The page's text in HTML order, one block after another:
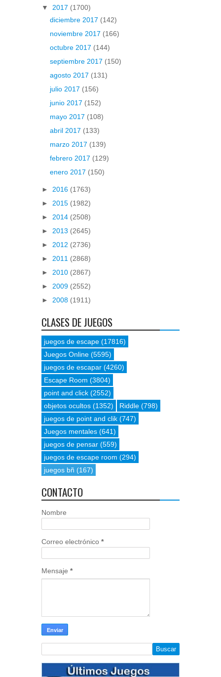
▼ 2017 (1700)
diciembre 2017 (142)
noviembre 2017 (166)
octubre 2017 (144)
septiembre 2017 (150)
agosto 2017 (131)
julio 2017 (156)
junio 2017 (152)
mayo 2017 (108)
abril 2017 (133)
marzo 2017 (139)
febrero 2017 (129)
enero 2017 (150)
► 2016 (1763)
► 2015 (1982)
► 2014 (2508)
► 2013 (2645)
► 2012 (2736)
► 2011 (2868)
► 2010 (2867)
► 2009 (2552)
► 2008 (1911)
CLASES DE JUEGOS
juegos de escape (17816)
Juegos Online (5595)
juegos de escapar (4260)
Escape Room (3804)
point and click (2552)
objetos ocultos (1352) Riddle (798)
juegos de point and clik (747)
Juegos mentales (641)
juegos de pensar (559)
juegos de escape room (294)
juegos bñ (167)
CONTACTO
Nombre
Correo electrónico *
Mensaje *